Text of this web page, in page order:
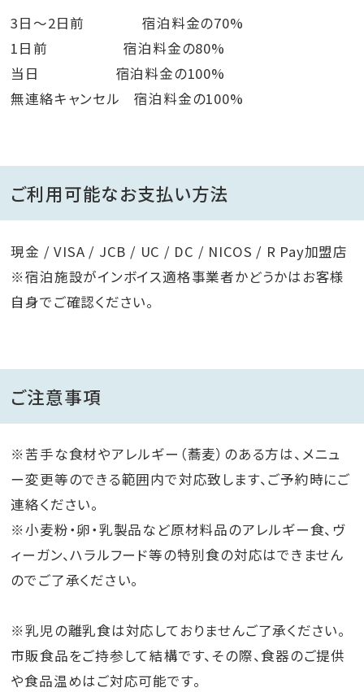
3日～2日前 宿泊料金の70%
1日前 宿泊料金の80%
当日 宿泊料金の100%
無連絡キャンセル 宿泊料金の100%
ご利用可能なお支払い方法
現金 / VISA / JCB / UC / DC / NICOS / R Pay加盟店
※宿泊施設がインボイス適格事業者かどうかはお客様
自身でご確認ください。
ご注意事項
※苦手な食材やアレルギー（蕎麦）のある方は、メニュ
ー変更等のできる範囲内で対応致します、ご予約時にご
連絡ください。
※小麦粉・卵・乳製品など原材料品のアレルギー食、ヴ
ィーガン、ハラルフード等の特別食の対応はできません
のでご了承ください。
※乳児の離乳食は対応しておりませんご了承ください。
市販食品をご持参して結構です、その際、食器のご提供
や食品温めはご対応可能です。